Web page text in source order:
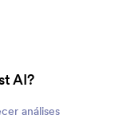
AI?
análises